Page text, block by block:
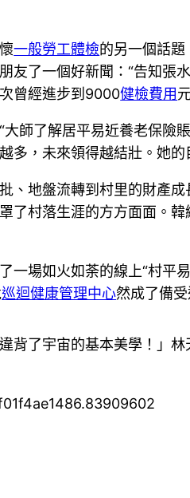
一般勞工體檢的另一個話題
友了一個好新聞：“告知張
曾經進步到9000健檢費用
大師了解居平易近養老保險
多，未來領得越結壯。她
、地盤流轉到村里的財產
了村落生涯的方方面面。
一場如火如荼的線上“村平
巡迴健康管理中心然成了備
背了宇宙的基本美學！」